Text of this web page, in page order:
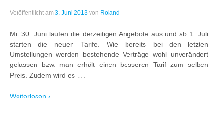
Veröffentlicht am 3. Juni 2013 von Roland
Mit 30. Juni laufen die derzeitigen Angebote aus und ab 1. Juli
starten die neuen Tarife. Wie bereits bei den letzten
Umstellungen werden bestehende Verträge wohl unverändert
gelassen bzw. man erhält einen besseren Tarif zum selben
Preis. Zudem wird es …
Weiterlesen ›